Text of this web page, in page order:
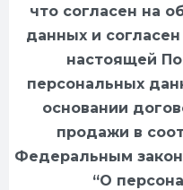
что согласен на
данных и
настоящей
персональных
основании
продажи в
Федеральным
“О